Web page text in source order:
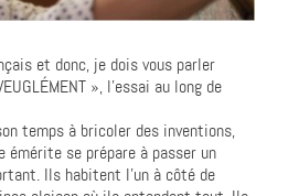
et donc, je dois vous parler
», l’essai au long de
temps à bricoler des inventions,
émérite se prépare à passer un
Ils habitent l’un à côté de